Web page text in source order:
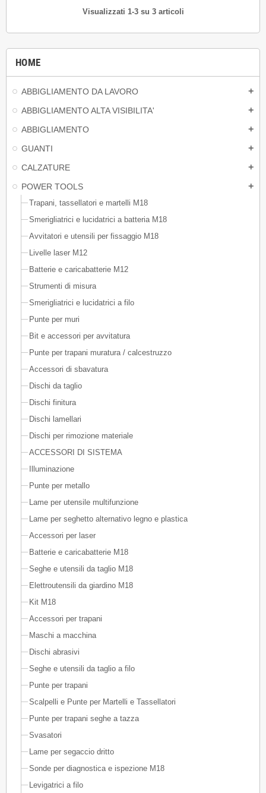
HOME
ABBIGLIAMENTO DA LAVORO add
ABBIGLIAMENTO ALTA VISIBILITA' add
ABBIGLIAMENTO add
GUANTI add
CALZATURE add
POWER TOOLS add
Trapani, tassellatori e martelli M18
Smerigliatrici e lucidatrici a batteria M18
Avvitatori e utensili per fissaggio M18
Livelle laser M12
Batterie e caricabatterie M12
Strumenti di misura
Smerigliatrici e lucidatrici a filo
Punte per muri
Bit e accessori per avvitatura
Punte per trapani muratura / calcestruzzo
Accessori di sbavatura
Dischi da taglio
Dischi finitura
Dischi lamellari
Dischi per rimozione materiale
ACCESSORI DI SISTEMA
Illuminazione
Punte per metallo
Lame per utensile multifunzione
Lame per seghetto alternativo legno e plastica
Accessori per laser
Batterie e caricabatterie M18
Seghe e utensili da taglio M18
Elettroutensili da giardino M18
Kit M18
Accessori per trapani
Maschi a macchina
Dischi abrasivi
Seghe e utensili da taglio a filo
Punte per trapani
Scalpelli e Punte per Martelli e Tassellatori
Punte per trapani seghe a tazza
Svasatori
Lame per segaccio dritto
Sonde per diagnostica e ispezione M18
Levigatrici a filo
Visualizzati 1-3 su 3 articoli